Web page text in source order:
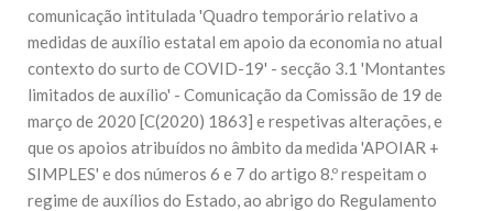
comunicação intitulada 'Quadro temporário relativo a
medidas de auxílio estatal em apoio da economia no atual
contexto do surto de COVID-19' - secção 3.1 'Montantes
limitados de auxílio' - Comunicação da Comissão de 19 de
março de 2020 [C(2020) 1863] e respetivas alterações, e
que os apoios atribuídos no âmbito da medida 'APOIAR +
SIMPLES' e dos números 6 e 7 do artigo 8.º respeitam o
regime de auxílios do Estado, ao abrigo do Regulamento